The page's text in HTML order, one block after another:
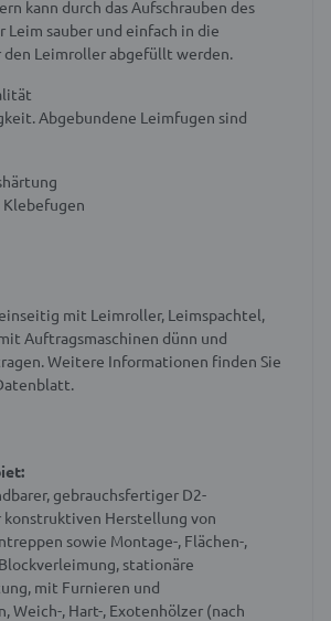
kann durch das Aufschrauben des
Leim sauber und einfach in die
den Leimroller abgefüllt werden.
Abgebundene Leimfugen sind
mit Leimroller, Leimspachtel,
Auftragsmaschinen dünn und
Weitere Informationen finden Sie
gebrauchsfertiger D2-
konstruktiven Herstellung von
sowie Montage-, Flächen-,
stationäre
mit Furnieren und
Weich-, Hart-, Exotenhölzer (nach